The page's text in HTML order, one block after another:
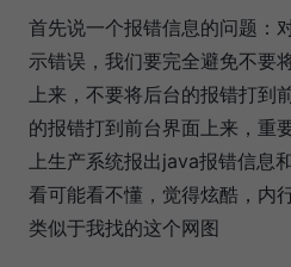
首先说一个报错信息的问题：
示错误，我们要完全避免不要
上来，不要将后台的报错打到
的报错打到前台界面上来，重
上生产系统报出java报错信息
看可能看不懂，觉得炫酷，内
类似于我找的这个网图